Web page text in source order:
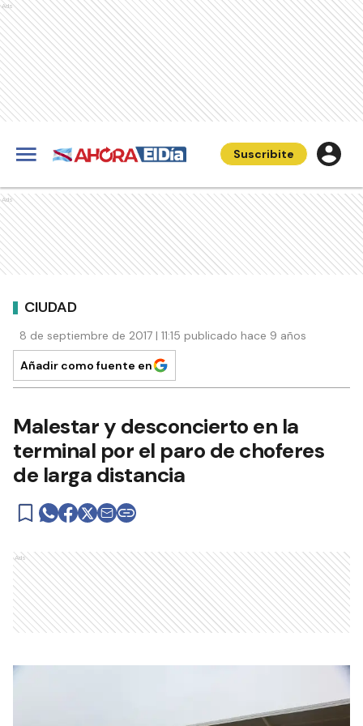
Ads
Suscribite
Ads
CIUDAD
8 de septiembre de 2017 | 11:15 publicado hace 9 años
Añadir como fuente en
Malestar y desconcierto en la
terminal por el paro de choferes
de larga distancia
Ads